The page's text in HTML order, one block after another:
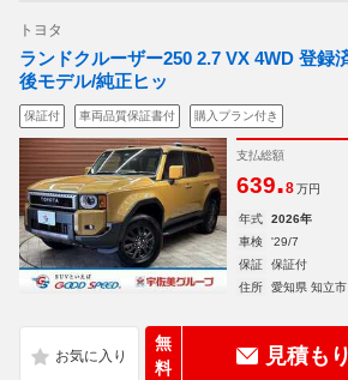
トヨタ
ランドクルーザー250 2.7 VX 4WD 登録
後モデル/純正ヒッ
保証付 車両品質保証書付 購入プラン付き
支払総額
639.8 万円
年式 2026年
車検
'29/7
保証
保証付
住所
愛知県 知立市
無
料
見積も